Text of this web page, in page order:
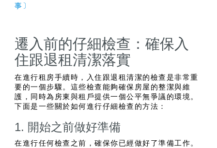
事〕
遷入前的仔細檢查：確保入
住跟退租清潔落實
在進行租房手續時，入住跟退租清潔的檢查是非常重
要的一個步驟。這些檢查能夠確保房屋的整潔與維
護，同時為房東與租戶提供一個公平無爭議的環境。
下面是一些關於如何進行仔細檢查的方法：
1. 開始之前做好準備
在進行任何檢查之前，確保你已經做好了準備工作。